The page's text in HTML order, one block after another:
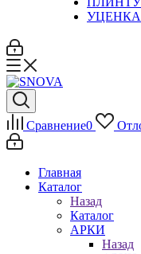
УЦЕНКА
Сравнение0
Главная
Каталог
Назад
Каталог
АРКИ
Назад